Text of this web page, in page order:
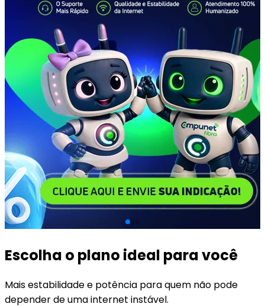
Escolha o plano ideal para você
Mais estabilidade e potência para quem não pode
depender de uma internet instável.